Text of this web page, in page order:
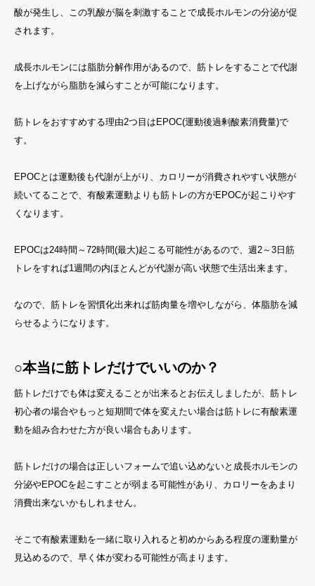
酸が発生し、この乳酸が脳を刺激することで成長ホルモンの分泌が促
されます。
成長ホルモンには脂肪分解作用があるので、筋トレをすることで代謝
を上げながら脂肪を減らすことが可能になります。
筋トレをおすすめする理由2つ目はEPOC(運動後過剰酸素消費量)で
す。
EPOCとは運動後も代謝が上がり、カロリーが消費されやすい状態が
続いてることで、有酸素運動よりも筋トレの方がEPOCが起こりやす
くなります。
EPOCは24時間～72時間(最大)起こる可能性があるので、週2～3日筋
トレをすれば1週間の内ほとんどが代謝が高い状態で生活出来ます。
なので、筋トレを習慣化出来れば筋肉量を増やしながら、体脂肪を減
らせるようになります。
○本当に筋トレだけでいいのか？
筋トレだけでも体は変えることが出来るとお伝えしましたが、筋トレ
初心者の場合やもっと短期間で体を変えたい場合は筋トレに有酸素運
動を組み合わせた方が良い場合もあります。
筋トレだけの場合は正しいフォームで追い込めないと成長ホルモンの
分泌やEPOCを起こすことが弱まる可能性があり、カロリーをあまり
消費出来ないかもしれません。
そこで有酸素運動を一緒に取り入れると初めからある程度の運動量が
見込めるので、早く体が変わる可能性が高まります。